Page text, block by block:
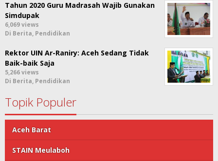
Tahun 2020 Guru Madrasah Wajib Gunakan
Simdupak
6,069 views
Di Berita, Pendidikan
Rektor UIN Ar-Raniry: Aceh Sedang Tidak
Baik-baik Saja
5,266 views
Di Berita, Pendidikan
Topik Populer
Aceh Barat
STAIN Meulaboh